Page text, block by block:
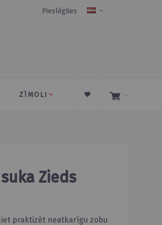
Language
Pieslēgties
ZĪMOLI
praktizēt neatkarīgu zobu
Zieds